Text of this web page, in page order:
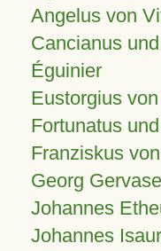
Angelus von
Cancianus
Éguinier
Eustorgius
Fortunatus
Franziskus
Georg Gervase
Johannes
Johannes